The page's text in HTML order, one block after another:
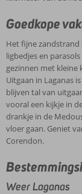
Goedkope
Het fijne zandstrand
ligbedjes en
gezinnen met kleine
Uitgaan in Laganas
blijven tal van
vooral een kijkje in
drankje in de
vloer gaan. Geniet
Corendon.
Weer Laganas